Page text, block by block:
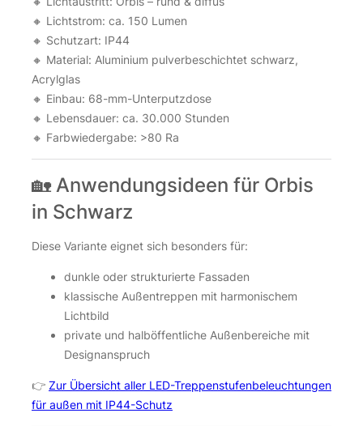
🔸 Lichtstrom: ca. 150 Lumen
🔸 Schutzart: IP44
🔸 Material: Aluminium pulverbeschichtet schwarz,
Acrylglas
🔸 Einbau: 68-mm-Unterputzdose
🔸 Lebensdauer: ca. 30.000 Stunden
🔸 Farbwiedergabe: >80 Ra
🏡 Anwendungsideen für Orbis
in Schwarz
Diese Variante eignet sich besonders für:
dunkle oder strukturierte Fassaden
klassische Außentreppen mit harmonischem
Lichtbild
private und halböffentliche Außenbereiche mit
Designanspruch
👉 Zur Übersicht aller LED-Treppenstufenbeleuchtungen
für außen mit IP44-Schutz